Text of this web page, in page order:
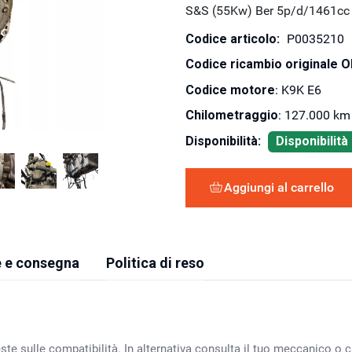
S&S (55Kw) Ber 5p/d/1461cc
Codice articolo: P0035210
Codice ricambio originale
Codice motore: K9K E6
Chilometraggio: 127.000 km
Disponibilità:
Aggiungi al carrello
consegna Politica di reso
sulle compatibilità. In alternativa consulta il tuo meccanico o